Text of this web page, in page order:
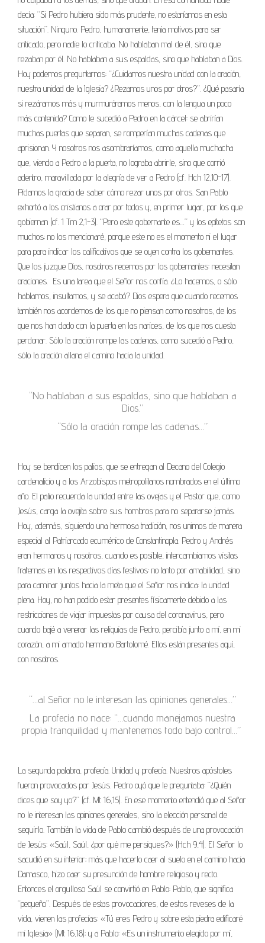
decía: “Si Pedro hubiera sido más prudente, no estaríamos en esta
situación”. Ninguno. Pedro, humanamente, tenía motivos para ser
criticado, pero nadie lo criticaba. No hablaban mal de él, sino que
rezaban por él. No hablaban a sus espaldas, sino que hablaban a Dios.
Hoy podemos preguntarnos: “¿Cuidamos nuestra unidad con la oración,
nuestra unidad de la Iglesia? ¿Rezamos unos por otros?”. ¿Qué pasaría
si rezáramos más y murmuráramos menos, con la lengua un poco
más contenida? Como le sucedió a Pedro en la cárcel: se abrirían
muchas puertas que separan, se romperían muchas cadenas que
aprisionan. Y nosotros nos asombraríamos, como aquella muchacha
que, viendo a Pedro a la puerta, no lograba abrirle, sino que corrió
adentro, maravillada por la alegría de ver a Pedro (cf. Hch 12,10-17).
Pidamos la gracia de saber cómo rezar unos por otros. San Pablo
exhortó a los cristianos a orar por todos y, en primer lugar, por los que
gobiernan (cf. 1 Tm 2,1-3). “Pero este gobernante es…” y los epítetos son
muchos; no los mencionaré, porque este no es el momento ni el lugar
para para indicar los calificativos que se oyen contra los gobernantes.
Que los juzgue Dios, nosotros recemos por los gobernantes: necesitan
oraciones. Es una tarea que el Señor nos confía. ¿Lo hacemos, o sólo
hablamos, insultamos, y se acabó? Dios espera que cuando recemos
también nos acordemos de los que no piensan como nosotros, de los
que nos han dado con la puerta en las narices, de los que nos cuesta
perdonar. Sólo la oración rompe las cadenas, como sucedió a Pedro,
sólo la oración allana el camino hacia la unidad.
“No hablaban a sus espaldas, sino que hablaban a
Dios.”
“Sólo la oración rompe las cadenas…”
Hoy se bendicen los palios, que se entregan al Decano del Colegio
cardenalicio y a los Arzobispos metropolitanos nombrados en el último
año. El palio recuerda la unidad entre las ovejas y el Pastor que, como
Jesús, carga la ovejita sobre sus hombros para no separarse jamás.
Hoy, además, siguiendo una hermosa tradición, nos unimos de manera
especial al Patriarcado ecuménico de Constantinopla. Pedro y Andrés
eran hermanos y nosotros, cuando es posible, intercambiamos visitas
fraternas en los respectivos días festivos: no tanto por amabilidad, sino
para caminar juntos hacia la meta que el Señor nos indica: la unidad
plena. Hoy, no han podido estar presentes físicamente debido a las
restricciones de viajar impuestas por causa del coronavirus, pero
cuando bajé a venerar las reliquias de Pedro, percibía junto a mí, en mi
corazón, a mi amado hermano Bartolomé. Ellos están presentes aquí,
con nosotros.
“…al Señor no le interesan las opiniones generales…”
La profecía no nace: “…cuando manejamos nuestra
propia tranquilidad y mantenemos todo bajo control…”
La segunda palabra, profecía. Unidad y profecía. Nuestros apóstoles
fueron provocados por Jesús. Pedro oyó que le preguntaba: “¿Quién
dices que soy yo?” (cf. Mt 16,15). En ese momento entendió que al Señor
no le interesan las opiniones generales, sino la elección personal de
seguirlo. También la vida de Pablo cambió después de una provocación
de Jesús: «Saúl, Saúl, ¿por qué me persigues?» (Hch 9,4). El Señor lo
sacudió en su interior; más que hacerlo caer al suelo en el camino hacia
Damasco, hizo caer su presunción de hombre religioso y recto.
Entonces el orgulloso Saúl se convirtió en Pablo: Pablo, que significa
“pequeño”. Después de estas provocaciones, de estos reveses de la
vida, vienen las profecías: «Tú eres Pedro y sobre esta piedra edificaré
mi Iglesia» (Mt 16,18); y a Pablo: «Es un instrumento elegido por mí,